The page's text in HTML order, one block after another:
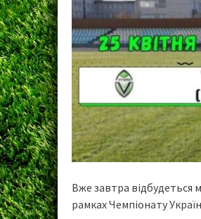
Вже завтра відбудеться
рамках Чемпіонату